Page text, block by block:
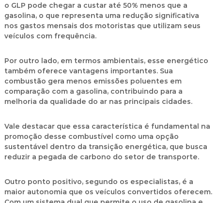
o GLP pode chegar a custar até 50% menos que a
gasolina, o que representa uma redução significativa
nos gastos mensais dos motoristas que utilizam seus
veículos com frequência.
Por outro lado, em termos ambientais, esse energético
também oferece vantagens importantes. Sua
combustão gera menos emissões poluentes em
comparação com a gasolina, contribuindo para a
melhoria da qualidade do ar nas principais cidades.
Vale destacar que essa característica é fundamental na
promoção desse combustível como uma opção
sustentável dentro da transição energética, que busca
reduzir a pegada de carbono do setor de transporte.
Outro ponto positivo, segundo os especialistas, é a
maior autonomia que os veículos convertidos oferecem.